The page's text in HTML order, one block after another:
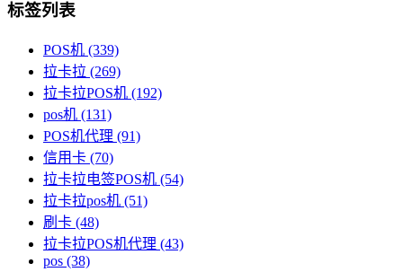
标签列表
POS机 (339)
拉卡拉 (269)
拉卡拉POS机 (192)
pos机 (131)
POS机代理 (91)
信用卡 (70)
拉卡拉电签POS机 (54)
拉卡拉pos机 (51)
刷卡 (48)
拉卡拉POS机代理 (43)
pos (38)